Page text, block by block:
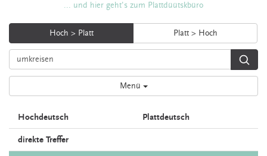
... und hier geht's zum Plattdüütskbüro
Hoch > Platt Platt > Hoch
Menü
Hochdeutsch Plattdeutsch
direkte Treffer